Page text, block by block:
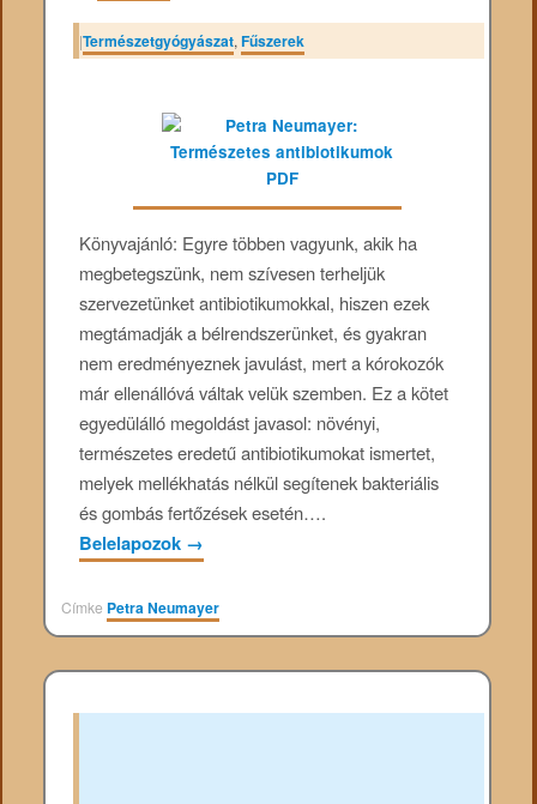
|Természetgyógyászat,Fűszerek
Könyvajánló: Egyre többen vagyunk, akik ha
megbetegszünk, nem szívesen terheljük
szervezetünket antibiotikumokkal, hiszen ezek
megtámadják a bélrendszerünket, és gyakran
nem eredményeznek javulást, mert a kórokozók
már ellenállóvá váltak velük szemben. Ez a kötet
egyedülálló megoldást javasol: növényi,
természetes eredetű antibiotikumokat ismertet,
melyek mellékhatás nélkül segítenek bakteriális
és gombás fertőzések esetén….
Belelapozok →
Címke Petra Neumayer